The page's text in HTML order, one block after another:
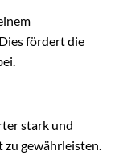
fördert die
stark und
gewährleisten.